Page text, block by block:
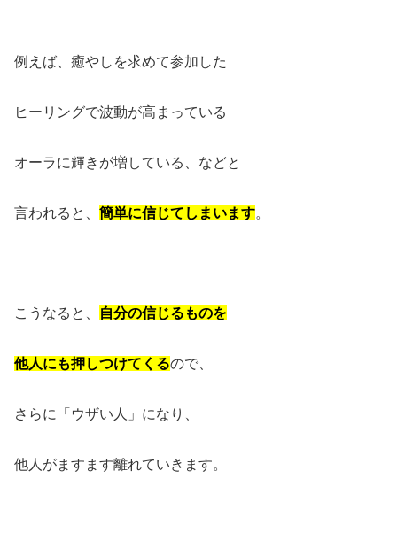
例えば、癒やしを求めて参加した
ヒーリングで波動が高まっている
オーラに輝きが増している、などと
言われると、 簡単に信じてしまいます。
こうなると、 自分の信じるものを
他人にも押しつけてくるので、
さらに「ウザい人」になり、
他人がますます離れていきます。